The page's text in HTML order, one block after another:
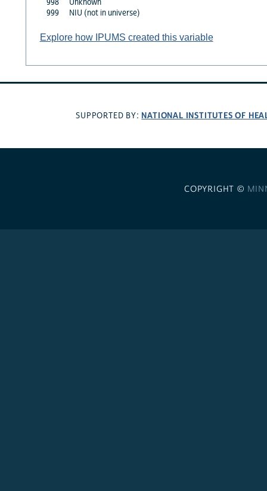
998
Unknown
999
NIU (not in universe)
Explore how IPUMS created this variable
SUPPORTED BY: NATIONAL INSTITUTES OF
COPYRIGHT ©